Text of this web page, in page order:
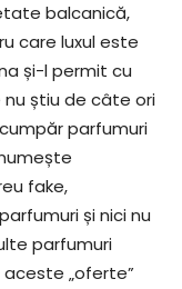
balcanică,
care luxul este
și-l permit cu
știu de câte ori
parfumuri
fake,
și nici nu
parfumuri
„oferte”